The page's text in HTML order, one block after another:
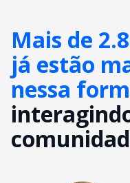
Mais de
já estão
nessa